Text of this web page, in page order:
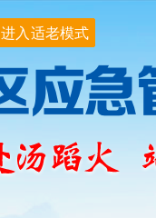
进入适老模式